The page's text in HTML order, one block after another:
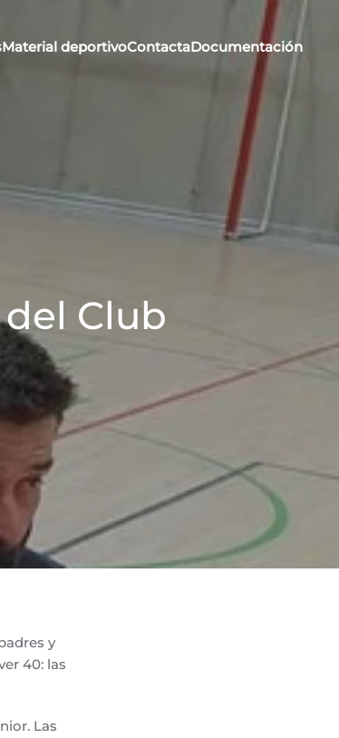
Material deportivoContactaDocumentación
Club
y
40: las
Las